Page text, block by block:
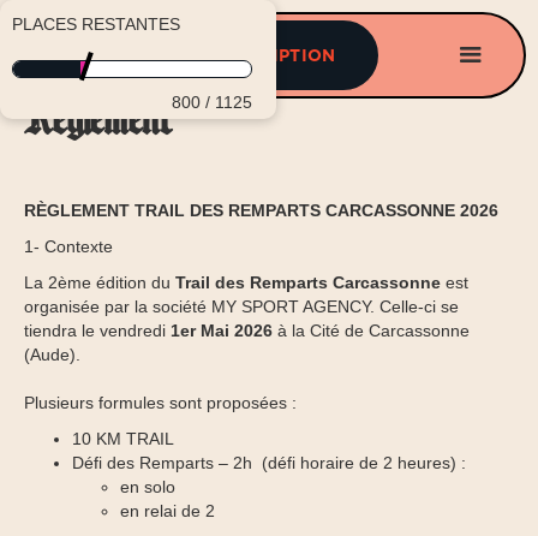
PLACES RESTANTES
800 / 1125
INSCRIPTION
Règlement
RÈGLEMENT TRAIL DES REMPARTS CARCASSONNE 2026
1- Contexte
La 2ème édition du Trail des Remparts Carcassonne est
organisée par la société MY SPORT AGENCY. Celle-ci se
tiendra le vendredi 1er Mai 2026 à la Cité de Carcassonne
(Aude).
Plusieurs formules sont proposées :
10 KM TRAIL
Défi des Remparts – 2h (défi horaire de 2 heures) :
en solo
en relai de 2